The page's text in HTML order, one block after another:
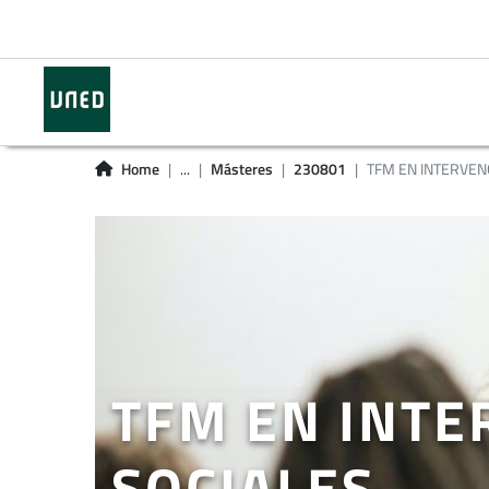
Home ... Másteres 230801 TFM EN
TFM EN